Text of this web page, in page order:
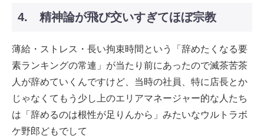
4. 精神論が飛び交いすぎてほぼ宗教
薄給・ストレス・長い拘束時間という「辞めたくなる要
素ランキングの常連」が当たり前にあったので滅茶苦茶
人が辞めていくんですけど、当時の社員、特に店長とか
じゃなくてもう少し上のエリアマネージャー的な人たち
は「辞めるのは根性が足りんから」みたいなウルトラボ
ケ野郎どもでして